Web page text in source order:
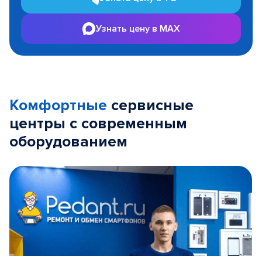
Узнать цену в MAX
Комфортные сервисные
центры с современным
оборудованием